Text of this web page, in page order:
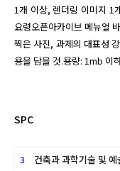
1개 이상, 렌더링 이미지 1
요령오픈아카이브 메뉴얼
찍은 사진, 과제의 대표성
용을 담을 것.용량: 1mb 이
SPC
3 건축과 과학기술 및 예